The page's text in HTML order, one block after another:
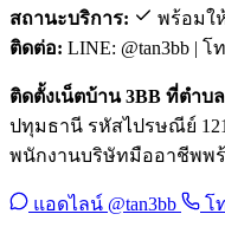
สถานะบริการ:
พร้อมใ
ติดต่อ: LINE: @tan3bb | โ
ติดตั้งเน็ตบ้าน 3BB ที่ตำบ
ปทุมธานี รหัสไปรษณีย์
พนักงานบริษัทมืออาชีพพ
แอดไลน์ @tan3bb โ